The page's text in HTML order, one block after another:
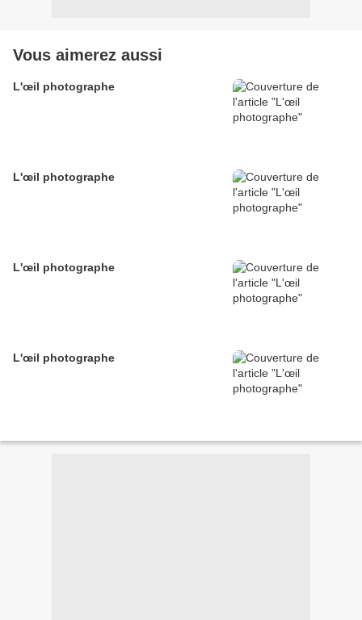
Vous aimerez aussi
L'œil photographe
L'œil photographe
L'œil photographe
L'œil photographe